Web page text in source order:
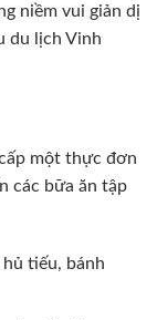
niềm vui giản dị
du lịch Vinh
một thực đơn
các bữa ăn tập
tiếu, bánh